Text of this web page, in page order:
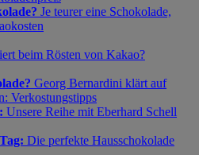
Je teurer eine Schokolade,
beim Rösten von Kakao?
Georg Bernardini klärt auf
Unsere Reihe mit Eberhard Schell
Die perfekte Hausschokolade